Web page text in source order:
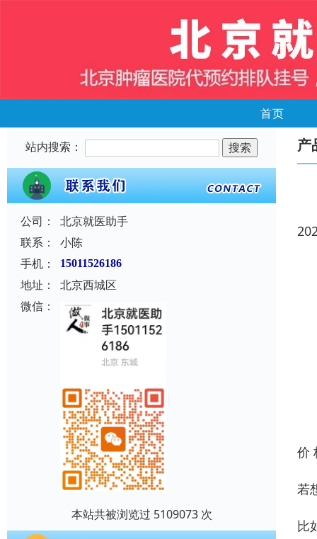
首页
站内搜索：
公司：
北京就医助手
联系：
小陈
手机：
15011526186
地址：
北京西城区
微信：
本站共被浏览过 5109073 次
产
价
若
比